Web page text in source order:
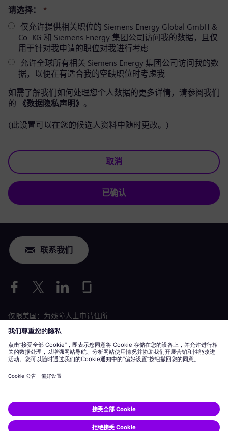
请选择：
*
仅允许提供相关职位的 Siemens Energy Global GmbH &
Co. KG 和 Siemens Energy 集团公司访问我的数据，且仅
用于针对我申请的职位对我进行考虑
允许全球所有相关 Siemens Energy 集团公司访问我的数
据，以便在有适合我的空缺职位时考虑我
如需了解我们如何处理您个人数据的更多详情，请参阅我们
的
《数据隐私声明》 。
(此设置可以在您的候选人资料中随时更改。)
取消
已确认
联系我们
仅限美国：为残障人士申请住所
劳工情况申请
Siemens Energy 是由 Siemens AG 授权的商标。